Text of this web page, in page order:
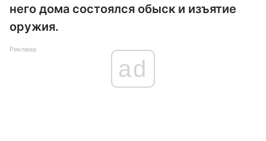
него дома состоялся обыск и изъятие
оружия.
Реклама
ad